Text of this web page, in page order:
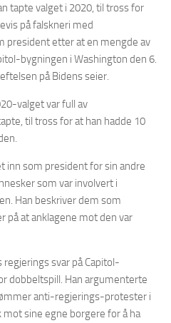
tapte valget i 2020, til tross for
på falskneri med
president etter at en mengde av
bygningen i Washington den 6.
på Bidens seier.
valget var full av
til tross for at han hadde 10
inn som president for sin andre
som var involvert i
Han beskriver dem som
på at anklagene mot den var
svar på Capitol-
dobbeltspill. Han argumenterte
anti-regjerings-protester i
mot sine egne borgere for å ha